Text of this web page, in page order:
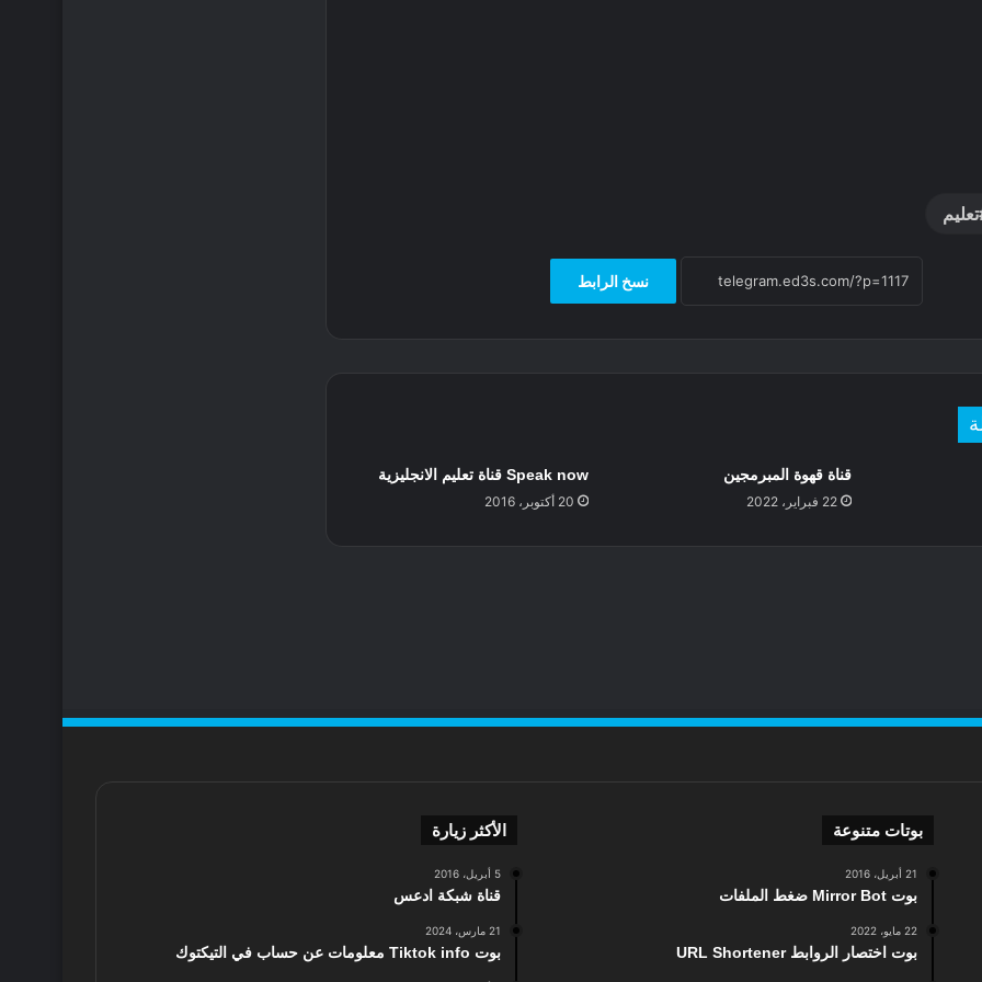
تعليم
نسخ الرابط
قناة قهوة المبرمجين
22 فبراير، 2022
Speak now قناة تعليم الانجليزية
20 أكتوبر، 2016
بوتات متنوعة
21 أبريل، 2016
بوت Mirror Bot ضغط الملفات
22 مايو، 2022
بوت اختصار الروابط URL Shortener
الأكثر زيارة
5 أبريل، 2016
قناة شبكة ادعس
21 مارس، 2024
بوت Tiktok info معلومات عن حساب في التيكتوك